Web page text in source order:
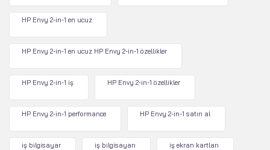
HP Envy 2-in-1 en ucuz
HP Envy 2-in-1 en ucuz HP Envy 2-in-1 özellikler
HP Envy 2-in-1 iş HP Envy 2-in-1 özellikler
HP Envy 2-in-1 performance HP Envy 2-in-1 satın al
iş bilgisayar iş bilgisayarı iş ekran kartları